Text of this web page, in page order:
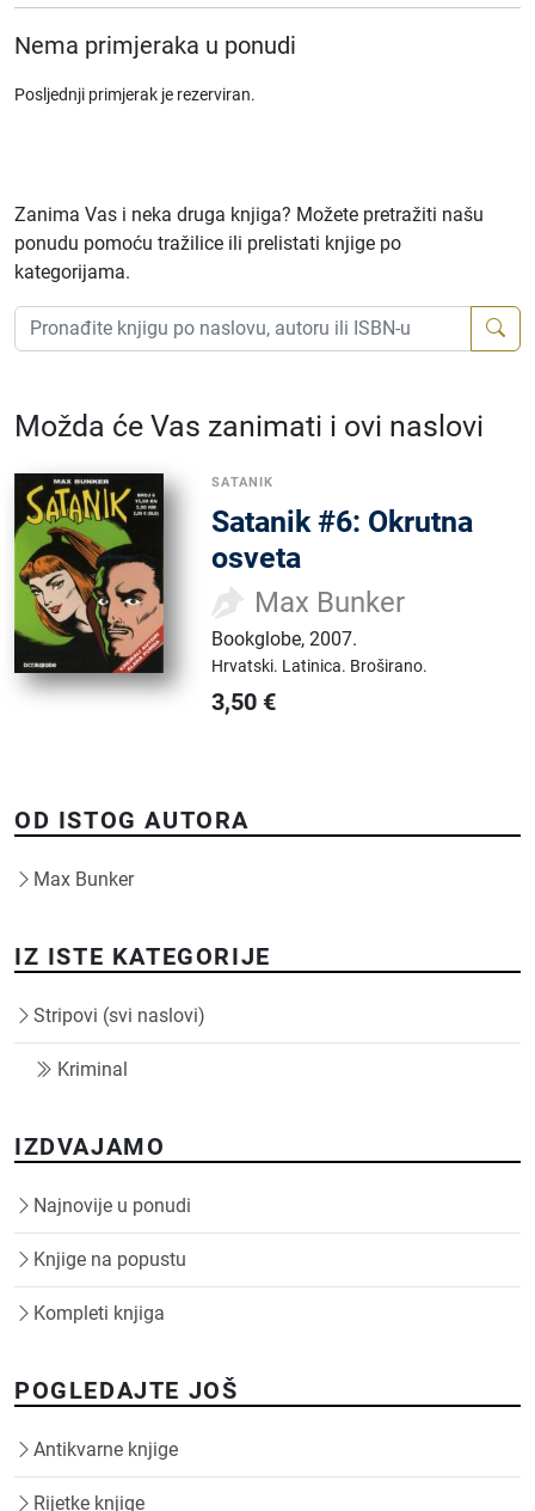
Nema primjeraka u ponudi
Posljednji primjerak je rezerviran.
Zanima Vas i neka druga knjiga? Možete pretražiti našu
ponudu pomoću tražilice ili prelistati knjige po
kategorijama.
Možda će Vas zanimati i ovi naslovi
SATANIK
Satanik #6: Okrutna
osveta
Max Bunker
Bookglobe,2007.
Hrvatski. Latinica. Broširano.
3,50 €
OD ISTOG AUTORA
Max Bunker
IZ ISTE KATEGORIJE
Stripovi (svi naslovi)
Kriminal
IZDVAJAMO
Najnovije u ponudi
Knjige na popustu
Kompleti knjiga
POGLEDAJTE JOŠ
Antikvarne knjige
Rijetke knjige